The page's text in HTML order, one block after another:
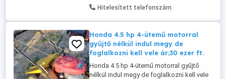
Felszerelés Ajánlott vezetőlemez
mini Ajánlott ...
Hitelesített telefonszám
Honda 4.5 hp 4-ütemű motorral
gyűjtő nélkül indul megy de
foglalkozni kell vele ár;30 ezer ft.
Honda 4.5 hp 4-ütemű motorral gyűjtő
nélkül indul megy de foglalkozni kell vele